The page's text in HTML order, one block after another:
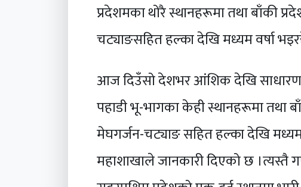
प्रदेशमका थोरै स्थानहरूमा तथा बाँकी
चट्याङसहित हल्का देखि मध्यम वर्षा
आज दिउँसो देशभर आंशिक देखि
पहाडी भू-भागका केही स्थानहरूमा तथा
मेघगर्जन-चट्याङ सहित हल्का देखि मध्यम
महाशाखाले जानकारी दिएको छ ।त्यस्तै